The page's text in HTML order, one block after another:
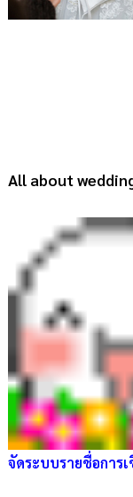
All about
จัดระบบรายชื่อการ